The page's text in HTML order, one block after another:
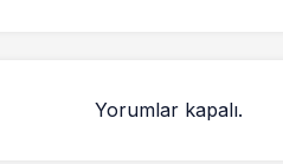
Yorumlar kapalı.